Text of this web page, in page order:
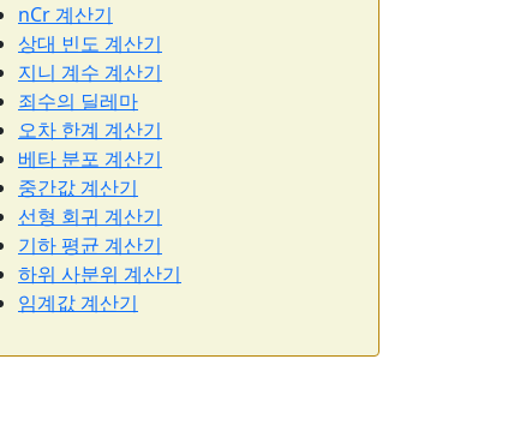
nCr 계산기
상대 빈도 계산기
지니 계수 계산기
죄수의 딜레마
오차 한계 계산기
베타 분포 계산기
중간값 계산기
선형 회귀 계산기
기하 평균 계산기
하위 사분위 계산기
임계값 계산기